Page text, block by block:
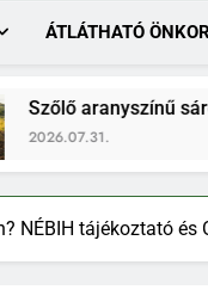
ÁTLÁTHATÓ
sárgaság
NÉBIH tájékoztató és